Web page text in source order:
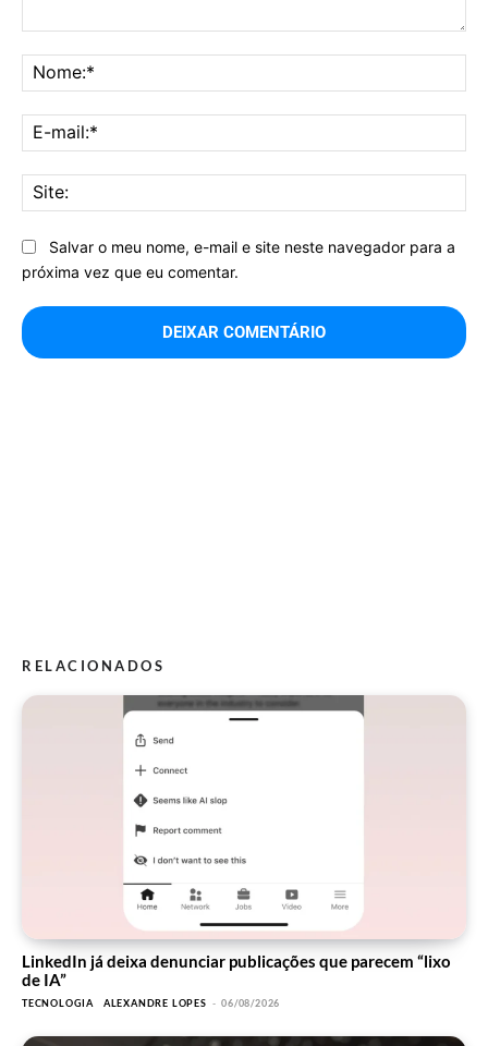
Salvar o meu nome, e-mail e site neste navegador para a
próxima vez que eu comentar.
RELACIONADOS
LinkedIn já deixa denunciar publicações que parecem “lixo
de IA”
TECNOLOGIA ALEXANDRE LOPES - 06/08/2026